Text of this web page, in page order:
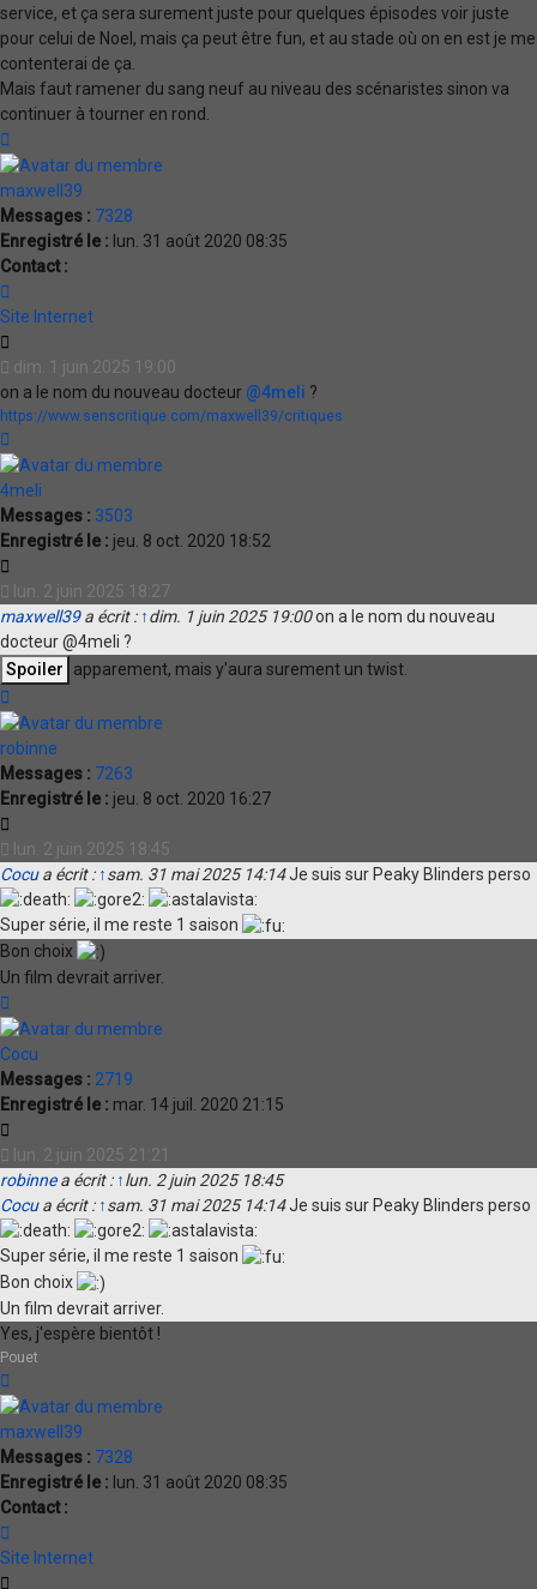
service, et ça sera surement juste pour quelques épisodes voir juste
pour celui de Noel, mais ça peut être fun, et au stade où on en est je me
contenterai de ça.
Mais faut ramener du sang neuf au niveau des scénaristes sinon va
continuer à tourner en rond.
maxwell39
Messages : 7328
Enregistré le : lun. 31 août 2020 08:35
Contact :
maxwell39
Site Internet
dim. 1 juin 2025 19:00
on a le nom du nouveau docteur @4meli ?
https://www.senscritique.com/maxwell39/critiques
4meli
Messages : 3503
Enregistré le : jeu. 8 oct. 2020 18:52
lun. 2 juin 2025 18:27
maxwell39a écrit : ↑dim. 1 juin 2025 19:00on a le nom du nouveau
docteur @4meli ?
apparement, mais y'aura surement un twist.
robinne
Messages : 7263
Enregistré le : jeu. 8 oct. 2020 16:27
lun. 2 juin 2025 18:45
Cocua écrit : ↑sam. 31 mai 2025 14:14Je suis sur Peaky Blinders perso
Super série, il me reste 1 saison
Bon choix
Un film devrait arriver.
Cocu
Messages : 2719
Enregistré le : mar. 14 juil. 2020 21:15
lun. 2 juin 2025 21:21
robinnea écrit : ↑lun. 2 juin 2025 18:45
Cocua écrit : ↑sam. 31 mai 2025 14:14Je suis sur Peaky Blinders perso
Super série, il me reste 1 saison
Bon choix
Un film devrait arriver.
Yes, j'espère bientôt !
Pouet
maxwell39
Messages : 7328
Enregistré le : lun. 31 août 2020 08:35
Contact :
maxwell39
Site Internet